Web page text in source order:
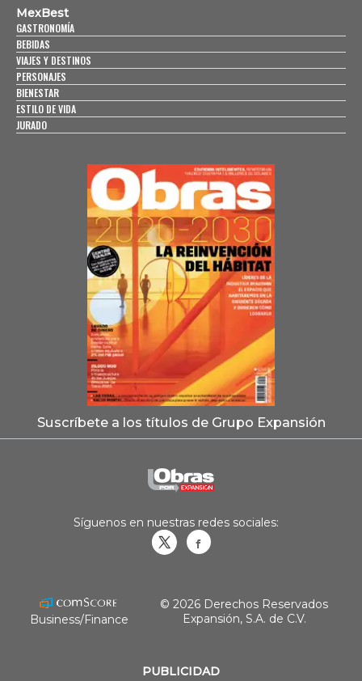
MexBest
GASTRONOMÍA
BEBIDAS
VIAJES Y DESTINOS
PERSONAJES
BIENESTAR
ESTILO DE VIDA
JURADO
Suscríbete a los títulos de Grupo Expansión
PUBLICIDAD
Síguenos en nuestras redes sociales:
Business/Finance
© 2026 Derechos Reservados
Expansión, S.A. de C.V.